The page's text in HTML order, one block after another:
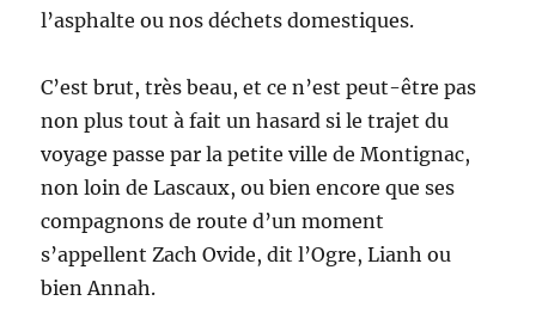
l’asphalte ou nos déchets domestiques.
C’est brut, très beau, et ce n’est peut-être pas
non plus tout à fait un hasard si le trajet du
voyage passe par la petite ville de Montignac,
non loin de Lascaux, ou bien encore que ses
compagnons de route d’un moment
s’appellent Zach Ovide, dit l’Ogre, Lianh ou
bien Annah.